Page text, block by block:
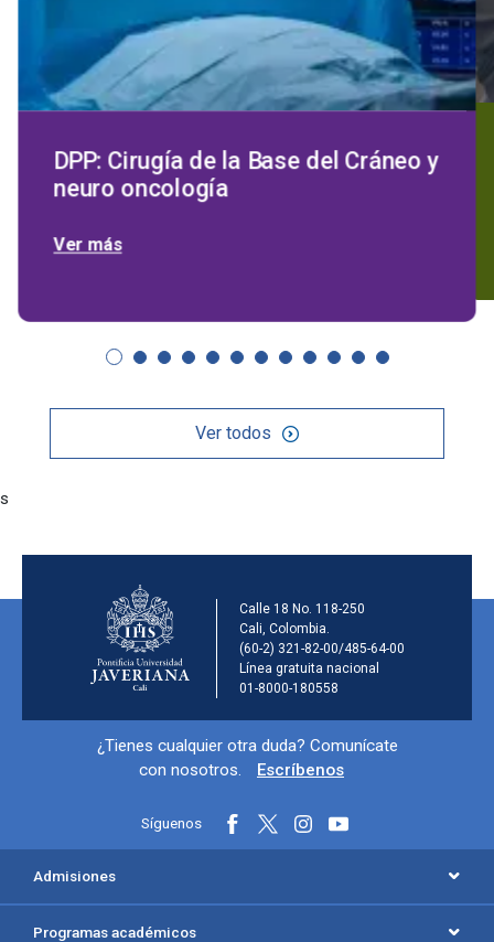
DPP: Cirugía de la Base del Cráneo y
neuro oncología
Ver más
Ver todos
s
Información de la
Calle 18 No. 118-250
Cali, Colombia.
(60-2) 321-82-00/485-64-00
Línea gratuita nacional
01-8000-180558
Información y redes sociales
¿Tienes cualquier otra duda? Comunícate
con nosotros.
Escríbenos
Síguenos
Admisiones
Programas académicos